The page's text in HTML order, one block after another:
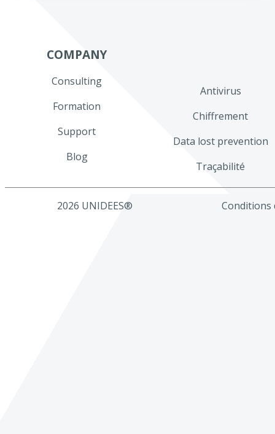
COMPANY
Consulting
Formation
Support
Blog
Antivirus
Chiffrement
Data lost prevention
Traçabilité
2026 UNIDEES® Conditions